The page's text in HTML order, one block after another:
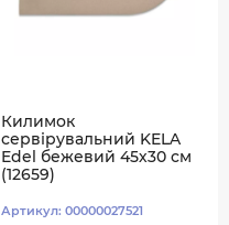
Килимок
сервірувальний KELA
Edel бежевий 45х30 см
(12659)
Артикул: 00000027521